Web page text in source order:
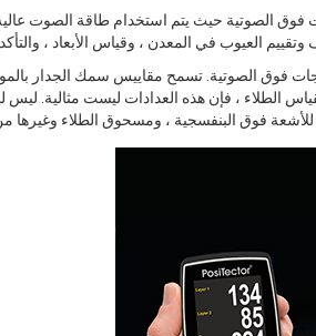
فوق الصوتية حيث يتم استخدام طاقة الصوت
فوق الصوتية. تسمح مقاييس سمك الجدار
الطلاء ، فإن هذه العدادات ليست مثالية.